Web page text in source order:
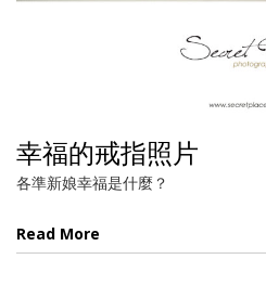
幸福的戒指照片
各準新娘幸福是什麼？
Read More